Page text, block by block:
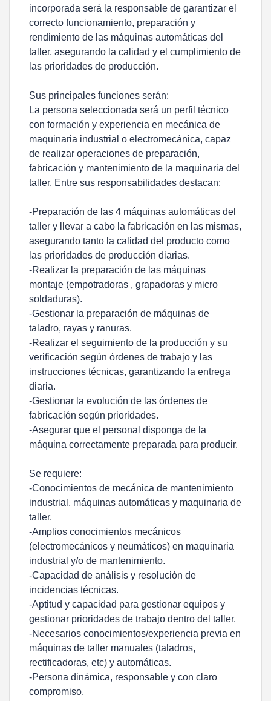
incorporada será la responsable de garantizar el
correcto funcionamiento, preparación y
rendimiento de las máquinas automáticas del
taller, asegurando la calidad y el cumplimiento de
las prioridades de producción.
Sus principales funciones serán:
La persona seleccionada será un perfil técnico
con formación y experiencia en mecánica de
maquinaria industrial o electromecánica, capaz
de realizar operaciones de preparación,
fabricación y mantenimiento de la maquinaria del
taller. Entre sus responsabilidades destacan:
-Preparación de las 4 máquinas automáticas del
taller y llevar a cabo la fabricación en las mismas,
asegurando tanto la calidad del producto como
las prioridades de producción diarias.
-Realizar la preparación de las máquinas
montaje (empotradoras , grapadoras y micro
soldaduras).
-Gestionar la preparación de máquinas de
taladro, rayas y ranuras.
-Realizar el seguimiento de la producción y su
verificación según órdenes de trabajo y las
instrucciones técnicas, garantizando la entrega
diaria.
-Gestionar la evolución de las órdenes de
fabricación según prioridades.
-Asegurar que el personal disponga de la
máquina correctamente preparada para producir.
Se requiere:
-Conocimientos de mecánica de mantenimiento
industrial, máquinas automáticas y maquinaria de
taller.
-Amplios conocimientos mecánicos
(electromecánicos y neumáticos) en maquinaria
industrial y/o de mantenimiento.
-Capacidad de análisis y resolución de
incidencias técnicas.
-Aptitud y capacidad para gestionar equipos y
gestionar prioridades de trabajo dentro del taller.
-Necesarios conocimientos/experiencia previa en
máquinas de taller manuales (taladros,
rectificadoras, etc) y automáticas.
-Persona dinámica, responsable y con claro
compromiso.